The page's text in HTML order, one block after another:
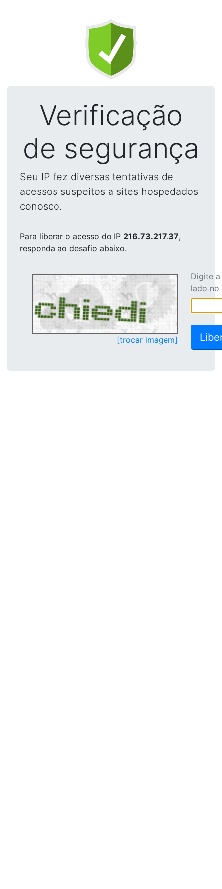
Verificação
de segurança
Seu IP fez diversas tentativas de
acessos suspeitos a sites hospedados
conosco.
Para liberar o acesso do IP 216.73.217.37,
responda ao desafio abaixo.
[trocar imagem]
Digite
lado no